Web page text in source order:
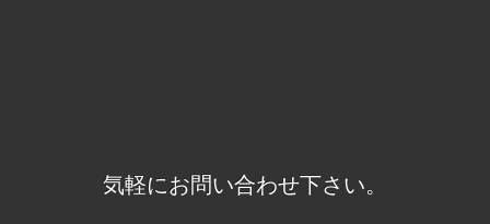
気軽にお問い合わせ下さい。